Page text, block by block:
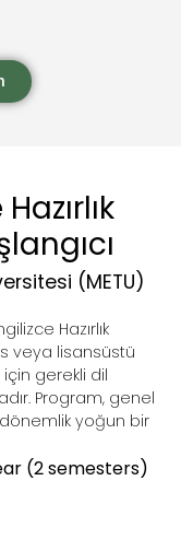
(METU)
Hazırlık
veya lisansüstü
gerekli dil
Program, genel
yoğun bir
(2 semesters)